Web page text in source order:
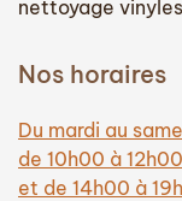
nettoyage
Nos horaires
Du mardi au
de 10h00 à 12h00
et de 14h00 à